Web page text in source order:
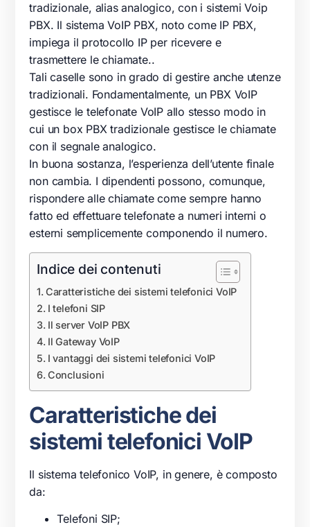
tradizionale, alias analogico, con i sistemiVoip
PBX. Il sistemaVoIP PBX, noto come IP PBX,
impiega il protocollo IP per ricevere e
trasmettere le chiamate..
Tali caselle sono in grado di gestire anche utenze
tradizionali. Fondamentalmente, un PBX VoIP
gestisce le telefonate VoIP allo stesso modo in
cui un box PBXtradizionale gestisce le chiamate
con il segnale analogico.
In buona sostanza, l’esperienza dell’utente finale
non cambia. I dipendenti possono, comunque,
rispondere alle chiamate come sempre hanno
fatto ed effettuare telefonate a numeri interni o
esterni semplicemente componendo il numero.
Indice dei contenuti
Caratteristiche dei sistemi telefonici VoIP
I telefoni SIP
Il server VoIP PBX
Il Gateway VoIP
I vantaggi dei sistemi telefonici VoIP
Conclusioni
Caratteristiche dei
sistemi telefonici VoIP
Il sistematelefonico VoIP, in genere, è composto
da:
Telefoni SIP;